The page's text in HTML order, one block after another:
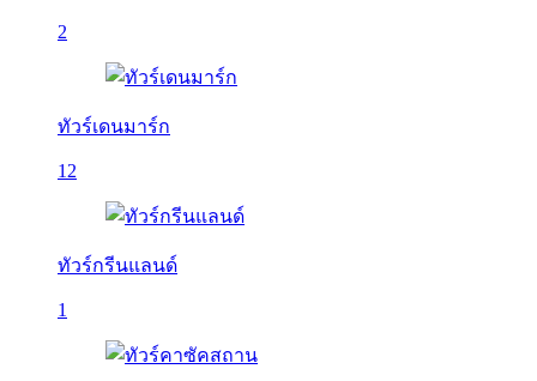
2
ทัวร์เดนมาร์ก
12
ทัวร์กรีนแลนด์
1